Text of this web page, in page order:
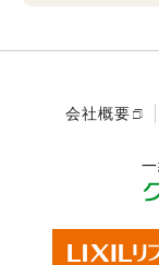
会社概要